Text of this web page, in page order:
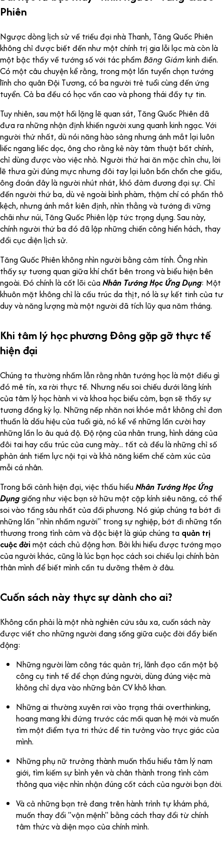
Phiên
Ngược dòng lịch sử về triều đại nhà Thanh, Tăng Quốc Phiên
không chỉ được biết đến như một chính trị gia lỗi lạc mà còn là
một bậc thầy về tướng số với tác phẩm Băng Giámkinh điển.
Có một câu chuyện kể rằng, trong một lần tuyển chọn tướng
lĩnh cho quân Đội Tương, có ba người trẻ tuổi cùng đến ứng
tuyển. Cả ba đều có học vấn cao và phong thái đầy tự tin.
Tuy nhiên, sau một hồi lặng lẽ quan sát, Tăng Quốc Phiên đã
đưa ra những nhận định khiến người xung quanh kinh ngạc. Với
người thứ nhất, dù nói năng hào sảng nhưng ánh mắt lại luôn
liếc ngang liếc dọc, ông cho rằng kẻ này tâm thuật bất chính,
chỉ dùng được vào việc nhỏ. Người thứ hai ăn mặc chỉn chu, lời
lẽ thưa gửi đúng mực nhưng đôi tay lại luôn bồn chồn che giấu,
ông đoán đây là người nhút nhát, khó đảm đương đại sự. Chỉ
đến người thứ ba, dù vẻ ngoài bình phàm, thậm chí có phần thô
kệch, nhưng ánh mắt kiên định, nhìn thẳng và tướng đi vững
chãi như núi, Tăng Quốc Phiên lập tức trọng dụng. Sau này,
chính người thứ ba đó đã lập những chiến công hiển hách, thay
đổi cục diện lịch sử.
Tăng Quốc Phiên không nhìn người bằng cảm tính. Ông nhìn
thấy sự tương quan giữa khí chất bên trong và biểu hiện bên
ngoài. Đó chính là cốt lõi của Nhân Tướng Học Ứng Dụng: Một
khuôn mặt không chỉ là cấu trúc da thịt, nó là sự kết tinh của tư
duy và năng lượng mà một người đã tích lũy qua năm tháng.
Khi tâm lý học phương Đông gặp gỡ thực tế
hiện đại
Chúng ta thường nhầm lẫn rằng nhân tướng học là một điều gì
đó mê tín, xa rời thực tế. Nhưng nếu soi chiếu dưới lăng kính
của tâm lý học hành vi và khoa học biểu cảm, bạn sẽ thấy sự
tương đồng kỳ lạ. Những nếp nhăn nơi khóe mắt không chỉ đơn
thuần là dấu hiệu của tuổi già, nó kể về những lần cười hay
những lần lo âu quá độ. Độ rộng của nhân trung, hình dáng của
đôi tai hay cấu trúc của cung mày... tất cả đều là những chỉ số
phản ánh tiềm lực nội tại và khả năng kiềm chế cảm xúc của
mỗi cá nhân.
Trong bối cảnh hiện đại, việc thấu hiểu Nhân Tướng Học Ứng
Dụnggiống như việc bạn sở hữu một cặp kính siêu năng, có thể
soi vào tầng sâu nhất của đối phương. Nó giúp chúng ta bớt đi
những lần "nhìn nhầm người" trong sự nghiệp, bớt đi những tổn
thương trong tình cảm và đặc biệt là giúp chúng ta quản trị
cuộc đời một cách chủ động hơn. Bởi khi hiểu được tướng mạo
của người khác, cũng là lúc bạn học cách soi chiếu lại chính bản
thân mình để biết mình cần tu dưỡng thêm ở đâu.
Cuốn sách này thực sự dành cho ai?
Không cần phải là một nhà nghiên cứu sâu xa, cuốn sách này
được viết cho những người đang sống giữa cuộc đời đầy biến
động:
Những người làm công tác quản trị, lãnh đạo cần một bộ
công cụ tinh tế để chọn đúng người, dùng đúng việc mà
không chỉ dựa vào những bản CV khô khan.
Những ai thường xuyên rơi vào trạng thái overthinking,
hoang mang khi đứng trước các mối quan hệ mới và muốn
tìm một điểm tựa tri thức để tin tưởng vào trực giác của
mình.
Những phụ nữ trưởng thành muốn thấu hiểu tâm lý nam
giới, tìm kiếm sự bình yên và chân thành trong tình cảm
thông qua việc nhìn nhận đúng cốt cách của người bạn đời.
Và cả những bạn trẻ đang trên hành trình tự khám phá,
muốn thay đổi "vận mệnh" bằng cách thay đổi từ chính
tâm thức và diện mạo của chính mình.